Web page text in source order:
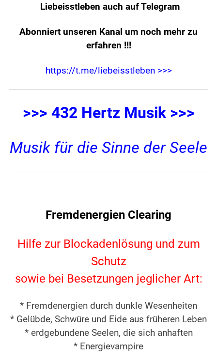
Liebeisstleben auch auf Telegram
Abonniert unseren Kanal um noch mehr zu
erfahren !!!
https://t.me/liebeisstleben >>>
>>> 432 Hertz Musik >>>
Musik für die Sinne der Seele
Fremdenergien Clearing
Hilfe zur Blockadenlösung und zum
Schutz
sowie bei Besetzungen jeglicher Art:
* Fremdenergien durch dunkle Wesenheiten
* Gelübde, Schwüre und Eide aus früheren Leben
* erdgebundene Seelen, die sich anhaften
* Energievampire